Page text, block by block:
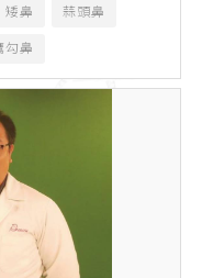
矮鼻 蒜頭鼻
勾鼻